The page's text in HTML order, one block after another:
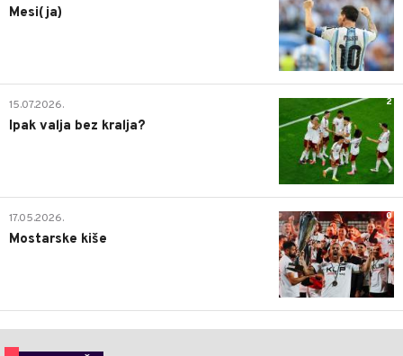
Mesi(ja)
2
15.07.2026.
Ipak valja bez kralja?
0
17.05.2026.
Mostarske kiše